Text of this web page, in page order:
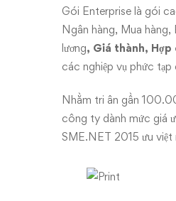
cấp
nhất
của
MISA
SME.NET
2015
Gói Enterprise là gói
Ngân hàng, Mua hàng,
lương, Giá thành,
các nghiệp vụ phức
Nhằm tri ân gần
công ty dành mức giá
SME.NET 2015 ưu việt